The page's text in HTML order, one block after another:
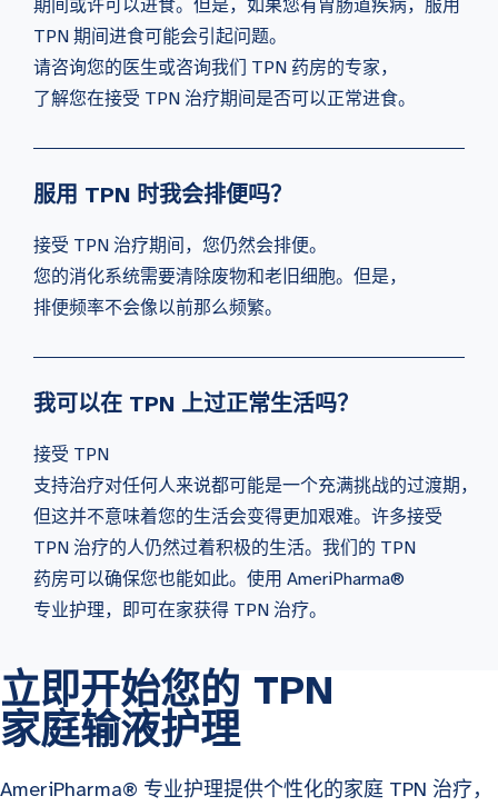
期间或许可以进食。但是，如果您有胃肠道疾病，服用
TPN 期间进食可能会引起问题。
请咨询您的医生或咨询我们 TPN 药房的专家，
了解您在接受 TPN 治疗期间是否可以正常进食。
服用 TPN 时我会排便吗？
接受 TPN 治疗期间，您仍然会排便。
您的消化系统需要清除废物和老旧细胞。但是，
排便频率不会像以前那么频繁。
我可以在 TPN 上过正常生活吗？
接受 TPN
支持治疗对任何人来说都可能是一个充满挑战的过渡期，
但这并不意味着您的生活会变得更加艰难。许多接受
TPN 治疗的人仍然过着积极的生活。我们的 TPN
药房可以确保您也能如此。使用 AmeriPharma®
专业护理，即可在家获得 TPN 治疗。
立即开始您的 TPN
家庭输液护理
AmeriPharma® 专业护理提供个性化的家庭 TPN 治疗，